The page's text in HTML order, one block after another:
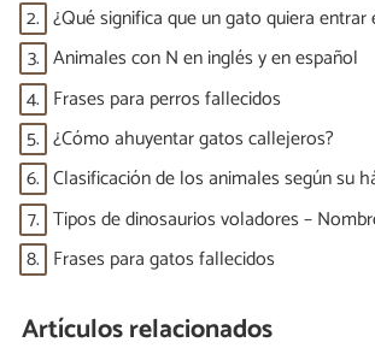
2. ¿Qué significa que un gato quiera entrar
3. Animales con N en inglés y en español
4. Frases para perros fallecidos
5. ¿Cómo ahuyentar gatos callejeros?
6. Clasificación de los animales según su
7. Tipos de dinosaurios voladores –
8. Frases para gatos fallecidos
Artículos relacionados